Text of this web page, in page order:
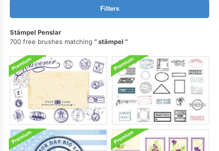
Filters
Stämpel Penslar
700 free brushes matching
stämpel